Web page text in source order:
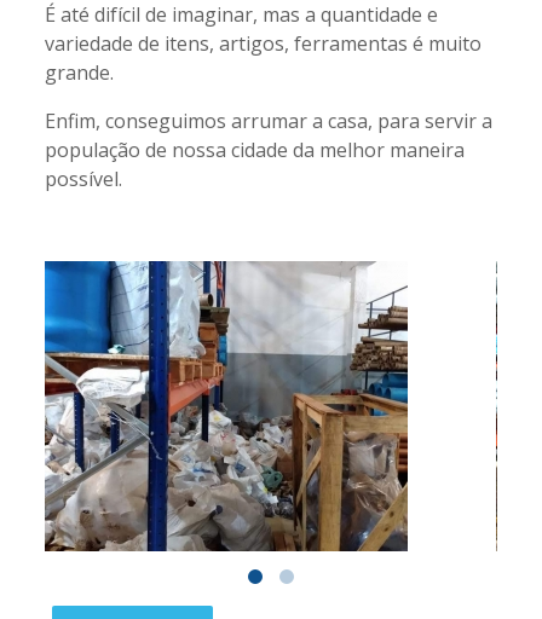
É até difícil de imaginar, mas a quantidade e
variedade de itens, artigos, ferramentas é muito
grande.
Enfim, conseguimos arrumar a casa, para servir a
população de nossa cidade da melhor maneira
possível.